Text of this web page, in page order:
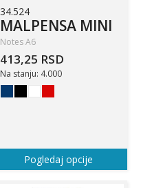
34.524
MALPENSA MINI
Notes A6
413,25 RSD
Na stanju: 4.000
Pogledaj opcije